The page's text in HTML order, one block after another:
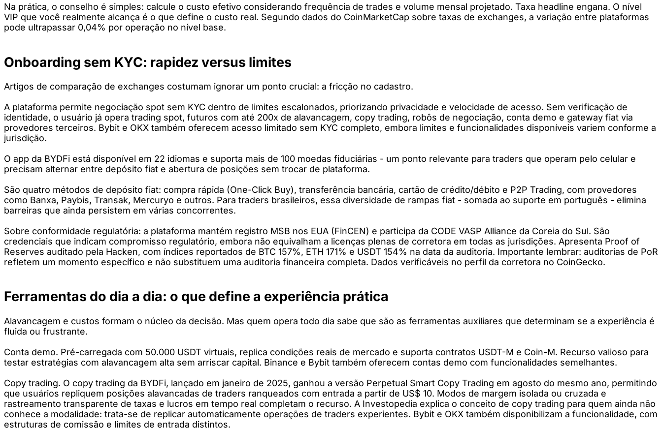
Na prática, o conselho é simples: calcule o custo efetivo considerando frequência de trades e volume mensal projetado. Taxa headline engana. O nível
VIP que você realmente alcança é o que define o custo real. Segundo dados do CoinMarketCap sobre taxas de exchanges, a variação entre plataformas
pode ultrapassar 0,04% por operação no nível base.
Onboarding sem KYC: rapidez versus limites
Artigos de comparação de exchanges costumam ignorar um ponto crucial: a fricção no cadastro.
A plataforma permite negociação spot sem KYC dentro de limites escalonados, priorizando privacidade e velocidade de acesso. Sem verificação de
identidade, o usuário já opera trading spot, futuros com até 200x de alavancagem, copy trading, robôs de negociação, conta demo e gateway fiat via
provedores terceiros. Bybit e OKX também oferecem acesso limitado sem KYC completo, embora limites e funcionalidades disponíveis variem conforme a
jurisdição.
O app da BYDFi está disponível em 22 idiomas e suporta mais de 100 moedas fiduciárias - um ponto relevante para traders que operam pelo celular e
precisam alternar entre depósito fiat e abertura de posições sem trocar de plataforma.
São quatro métodos de depósito fiat: compra rápida (One-Click Buy), transferência bancária, cartão de crédito/débito e P2P Trading, com provedores
como Banxa, Paybis, Transak, Mercuryo e outros. Para traders brasileiros, essa diversidade de rampas fiat - somada ao suporte em português - elimina
barreiras que ainda persistem em várias concorrentes.
Sobre conformidade regulatória: a plataforma mantém registro MSB nos EUA (FinCEN) e participa da CODE VASP Alliance da Coreia do Sul. São
credenciais que indicam compromisso regulatório, embora não equivalham a licenças plenas de corretora em todas as jurisdições. Apresenta Proof of
Reserves auditado pela Hacken, com índices reportados de BTC 157%, ETH 171% e USDT 154% na data da auditoria. Importante lembrar: auditorias de PoR
refletem um momento específico e não substituem uma auditoria financeira completa. Dados verificáveis no perfil da corretora no CoinGecko.
Ferramentas do dia a dia: o que define a experiência prática
Alavancagem e custos formam o núcleo da decisão. Mas quem opera todo dia sabe que são as ferramentas auxiliares que determinam se a experiência é
fluida ou frustrante.
Conta demo. Pré-carregada com 50.000 USDT virtuais, replica condições reais de mercado e suporta contratos USDT-M e Coin-M. Recurso valioso para
testar estratégias com alavancagem alta sem arriscar capital. Binance e Bybit também oferecem contas demo com funcionalidades semelhantes.
Copy trading. O copy trading da BYDFi, lançado em janeiro de 2025, ganhou a versão Perpetual Smart Copy Trading em agosto do mesmo ano, permitindo
que usuários repliquem posições alavancadas de traders ranqueados com entrada a partir de US$ 10. Modos de margem isolada ou cruzada e
rastreamento transparente de taxas e lucros em tempo real completam o recurso. A Investopedia explica o conceito de copy trading para quem ainda não
conhece a modalidade: trata-se de replicar automaticamente operações de traders experientes. Bybit e OKX também disponibilizam a funcionalidade, com
estruturas de comissão e limites de entrada distintos.